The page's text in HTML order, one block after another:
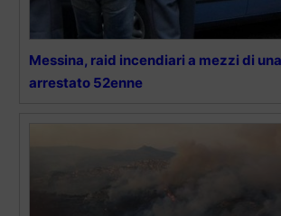
Messina, raid incendiari a mezzi di
arrestato 52enne